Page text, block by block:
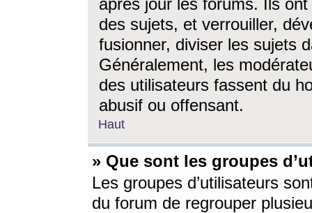
après jour les forums. Ils ont
des sujets, et verrouiller,
fusionner, diviser les sujets
Généralement, les
des utilisateurs fassent du
abusif ou offensant.
Haut
» Que sont les groupes
Les groupes d’utilisateurs
du forum de regrouper